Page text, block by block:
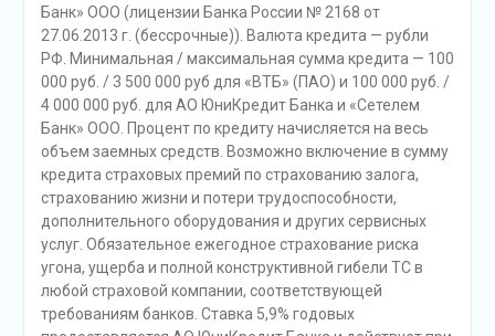
Банк» ООО (лицензии Банка России № 2168 от
27.06.2013 г. (бессрочные)). Валюта кредита — рубли
РФ. Минимальная / максимальная сумма кредита — 100
000 руб. / 3 500 000 руб для «ВТБ» (ПАО) и 100 000 руб. /
4 000 000 руб. для АО ЮниКредит Банка и «Сетелем
Банк» ООО. Процент по кредиту начисляется на весь
объем заемных средств. Возможно включение в сумму
кредита страховых премий по страхованию залога,
страхованию жизни и потери трудоспособности,
дополнительного оборудования и других сервисных
услуг. Обязательное ежегодное страхование риска
угона, ущерба и полной конструктивной гибели ТС в
любой страховой компании, соответствующей
требованиям банков. Ставка 5,9% годовых